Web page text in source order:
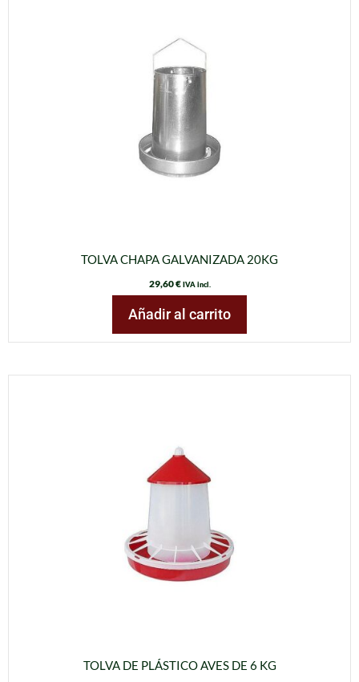
TOLVA CHAPA GALVANIZADA 20KG
29,60€ IVA incl.
Añadir al carrito
TOLVA DE PLÁSTICO AVES DE 6 KG